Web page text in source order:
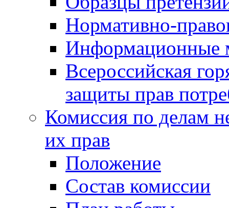
Нормативно-
Информационные
Всероссийская
защиты прав
Комиссия по делам
их прав
Положение
Состав комиссии